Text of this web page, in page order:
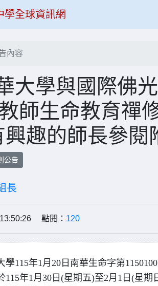
學全球資訊網
內容
大學與國際佛
教師生命教育
趣的師長參閱
公告
長
點閱： 120
學115年1月20日南華生命字第
115年1月30日(星期五)至2月1日(星期